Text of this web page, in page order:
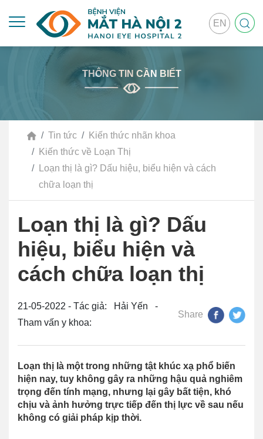
EN
THÔNG TIN CẦN BIẾT
Tin tức
Kiến thức nhãn khoa
Kiến thức về Loạn Thị
Loạn thị là gì? Dấu hiệu, biểu hiện và cách
chữa loạn thị
Loạn thị là gì? Dấu
hiệu, biểu hiện và
cách chữa loạn thị
21-05-2022 - Tác giả: Hải Yến -
Tham vấn y khoa:
Share
Loạn thị là một trong những tật khúc xạ phổ biến
hiện nay, tuy không gây ra những hậu quả nghiêm
trọng đến tính mạng, nhưng lại gây bất tiện, khó
chịu và ảnh hưởng trực tiếp đến thị lực về sau nếu
không có giải pháp kịp thời.